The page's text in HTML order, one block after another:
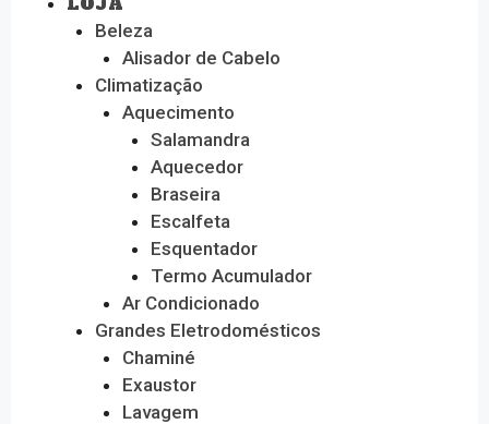
Beleza
Alisador de Cabelo
Climatização
Aquecimento
Salamandra
Aquecedor
Braseira
Escalfeta
Esquentador
Termo Acumulador
Ar Condicionado
Grandes Eletrodomésticos
Chaminé
Exaustor
Lavagem